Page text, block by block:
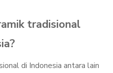
tradisional
di Indonesia antara lain